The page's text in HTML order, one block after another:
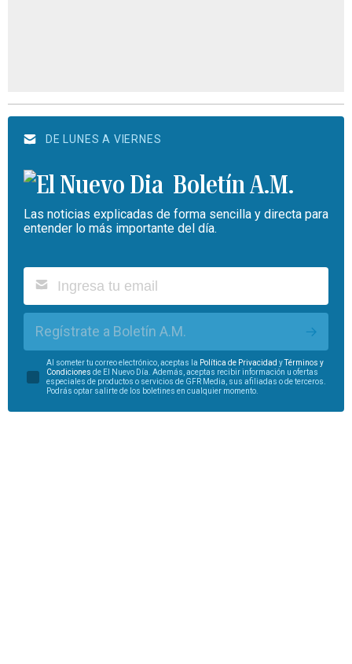
DE LUNES A VIERNES
Boletín A.M.
Las noticias explicadas de forma sencilla y directa para
entender lo más importante del día.
Regístrate a Boletín A.M.
Al someter tu correo electrónico, aceptas la Política de Privacidad yTérminos y
Condiciones de El Nuevo Día. Además, aceptas recibir información u ofertas
especiales de productos o servicios de GFR Media, sus afiliadas o de terceros.
Podrás optar salirte de los boletines en cualquier momento.